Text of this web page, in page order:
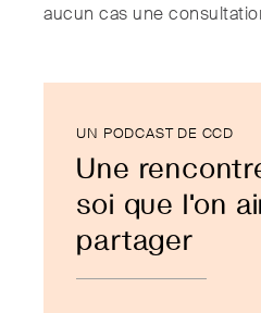
aucun cas une
UN PODCAST DE CCD
Une
soi que l'on
partager